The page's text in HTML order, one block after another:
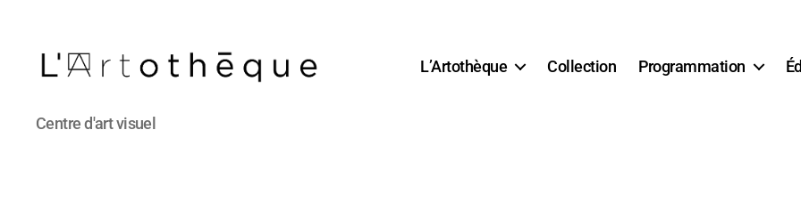
L'Artothèque
Centre d'art visuel
L’Artothèque Collection Programmation